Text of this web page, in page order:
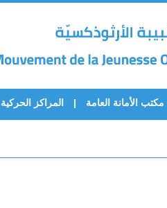
مكتب الأمانة العامة المراكز الحركية